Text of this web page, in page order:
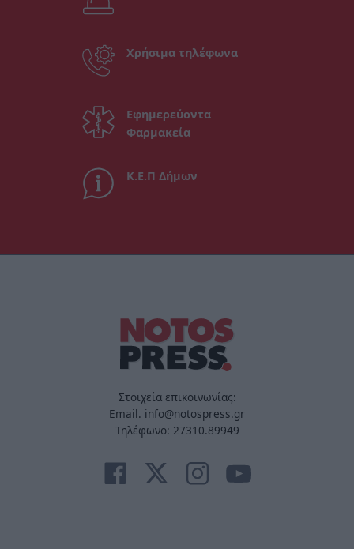
Χρήσιμα τηλέφωνα
Εφημερεύοντα
Φαρμακεία
Κ.Ε.Π Δήμων
Στοιχεία επικοινωνίας:
Email. info@notospress.gr
Τηλέφωνο: 27310.89949